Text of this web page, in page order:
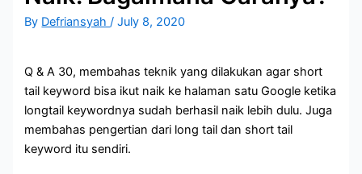
By Defriansyah/July 8, 2020
Q & A 30, membahas teknik yang dilakukan agar short
tail keyword bisa ikut naik ke halaman satu Google ketika
longtail keywordnya sudah berhasil naik lebih dulu. Juga
membahas pengertian dari long tail dan short tail
keyword itu sendiri.